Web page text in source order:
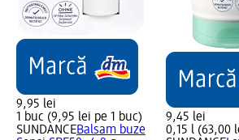
9,95 lei
1 buc (9,95 lei pe 1 buc)
SUNDANCEBalsam buze
9,45 lei
0,15 l (63,00